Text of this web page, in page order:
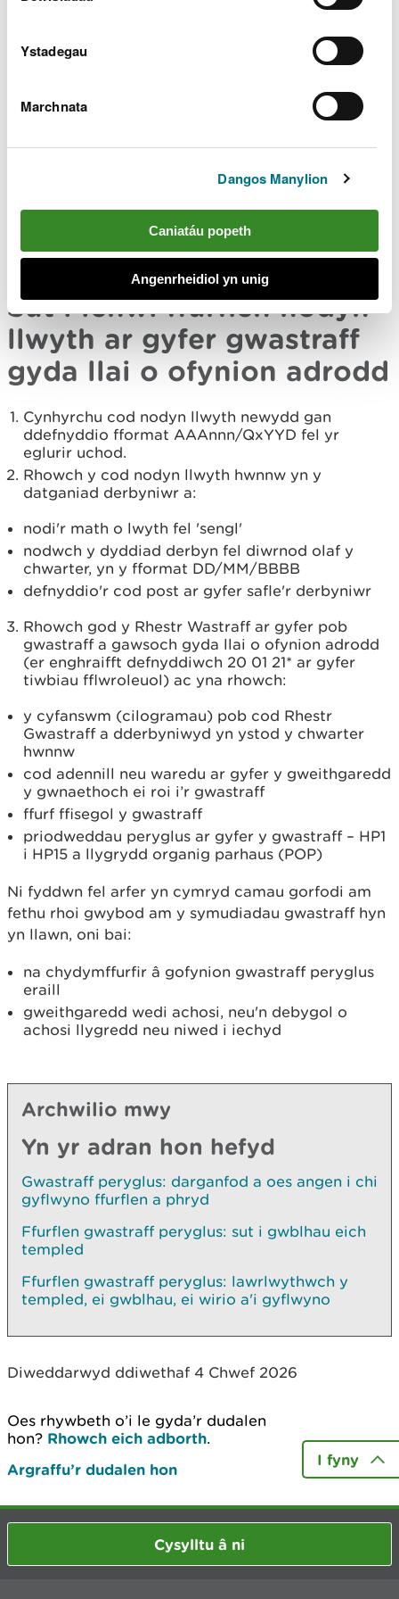
Ystadegau
Marchnata
Dangos Manylion
Caniatáu popeth
Angenrheidiol yn unig
rheweiddio, offer domestig mawr, batris a
man cynhyrchu yw man casglu WEEE y cartref,
fel safle amwynder dinesig, banc gwastraff, neu
rhaid dosbarthu llwythi heb eu didoli fel 20 01
Nid yw'r gostyngiad hwn yn berthnasol i wastraff o
canllawiau nodyn llwyth
Cyfarwyddyd ar gyfer hysbysu mangre
gyngor.
Sut i lenwi ffurflen nodyn
llwyth ar gyfer gwastraff
gyda llai o ofynion adrodd
Cynhyrchu cod nodyn llwyth newydd gan
ddefnyddio fformat AAAnnn/QxYYD fel yr
eglurir uchod.
Rhowch y cod nodyn llwyth hwnnw yn y
datganiad derbyniwr a:
nodi'r math o lwyth fel 'sengl'
nodwch y dyddiad derbyn fel diwrnod olaf y
chwarter, yn y fformat DD/MM/BBBB
defnyddio'r cod post ar gyfer safle'r derbyniwr
Rhowch god y Rhestr Wastraff ar gyfer pob
gwastraff a gawsoch gyda llai o ofynion adrodd
(er enghraifft defnyddiwch 20 01 21* ar gyfer
tiwbiau fflwroleuol) ac yna rhowch:
y cyfanswm (cilogramau) pob cod Rhestr
Gwastraff a dderbyniwyd yn ystod y chwarter
hwnnw
cod adennill neu waredu ar gyfer y gweithgaredd
y gwnaethoch ei roi i’r gwastraff
ffurf ffisegol y gwastraff
priodweddau peryglus ar gyfer y gwastraff – HP1
i HP15 a llygrydd organig parhaus (POP)
Ni fyddwn fel arfer yn cymryd camau gorfodi am
fethu rhoi gwybod am y symudiadau gwastraff hyn
yn llawn, oni bai:
na chydymffurfir â gofynion gwastraff peryglus
eraill
gweithgaredd wedi achosi, neu'n debygol o
achosi llygredd neu niwed i iechyd
Archwilio mwy
Yn yr adran hon hefyd
Gwastraff peryglus: darganfod a oes angen i chi
gyflwyno ffurflen a phryd
Ffurflen gwastraff peryglus: sut i gwblhau eich
templed
Ffurflen gwastraff peryglus: lawrlwythwch y
templed, ei gwblhau, ei wirio a'i gyflwyno
Diweddarwyd ddiwethaf 4 Chwef 2026
Oes rhywbeth o’i le gyda’r dudalen
hon? Rhowch eich adborth.
Argraffu’r dudalen hon
I fyny
Cysylltu â ni